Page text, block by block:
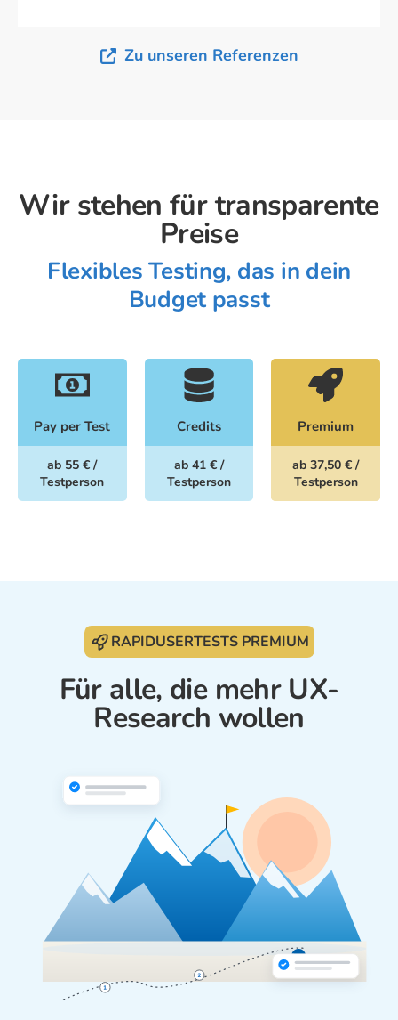
Zu unseren Referenzen
Wir stehen für transparente
Preise
Flexibles Testing, das in dein
Budget passt
Pay per Test
ab 55 € /
Testperson
Credits
ab 41 € /
Testperson
Premium
ab 37,50 € /
Testperson
RAPIDUSERTESTS PREMIUM
Für alle, die mehr UX-
Research wollen